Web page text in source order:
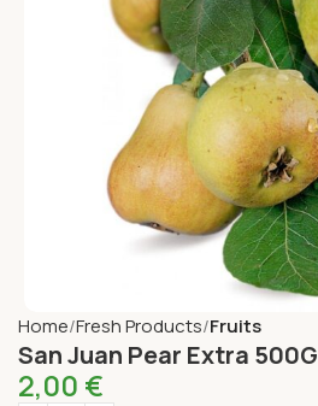
Home Fresh Products Fruits
San Juan Pear Extra 500G
2,00 €